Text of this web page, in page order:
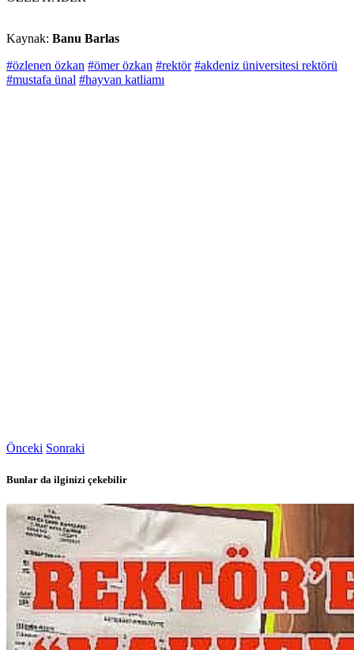
Kaynak: Banu Barlas
#özlenen özkan #ömer özkan #rektör #akdeniz üniversitesi rektörü
#mustafa ünal #hayvan katliamı
Önceki Sonraki
Bunlar da ilginizi çekebilir